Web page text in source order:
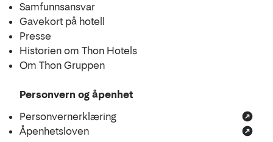
Samfunnsansvar
Gavekort på hotell
Presse
Historien om Thon Hotels
Om Thon Gruppen
Personvern og åpenhet
Personvernerklæring
Åpenhetsloven